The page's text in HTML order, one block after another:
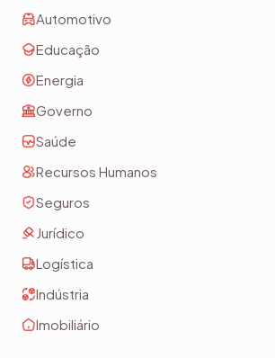
Contabilidade
Automotivo
Educação
Energia
Governo
Saúde
Recursos Humanos
Seguros
Jurídico
Logística
Indústria